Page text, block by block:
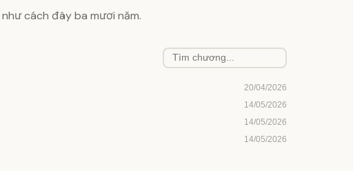
cách đây ba mươi năm.
20/04/2026
14/05/2026
14/05/2026
14/05/2026